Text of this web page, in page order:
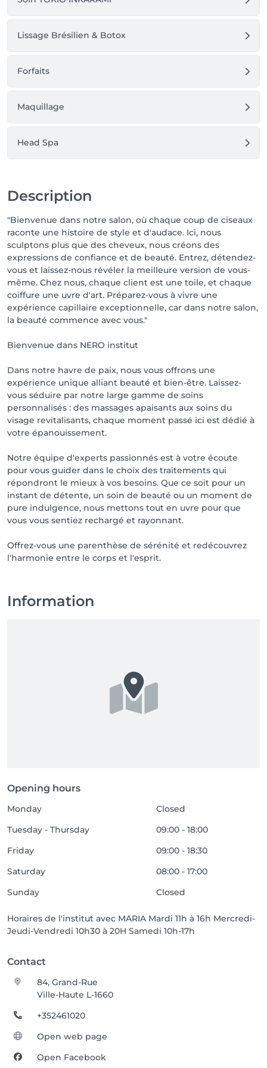
Lissage Brésilien & Botox
Forfaits
Maquillage
Head Spa
Description
"Bienvenue dans notre salon, où chaque coup de ciseaux
raconte une histoire de style et d'audace. Ici, nous
sculptons plus que des cheveux, nous créons des
expressions de confiance et de beauté. Entrez, détendez-
vous et laissez-nous révéler la meilleure version de vous-
même. Chez nous, chaque client est une toile, et chaque
coiffure une uvre d'art. Préparez-vous à vivre une
expérience capillaire exceptionnelle, car dans notre salon,
la beauté commence avec vous."
Bienvenue dans NERO institut
Dans notre havre de paix, nous vous offrons une
expérience unique alliant beauté et bien-être. Laissez-
vous séduire par notre large gamme de soins
personnalisés : des massages apaisants aux soins du
visage revitalisants, chaque moment passé ici est dédié à
votre épanouissement.
Notre équipe d'experts passionnés est à votre écoute
pour vous guider dans le choix des traitements qui
répondront le mieux à vos besoins. Que ce soit pour un
instant de détente, un soin de beauté ou un moment de
pure indulgence, nous mettons tout en uvre pour que
vous vous sentiez rechargé et rayonnant.
Offrez-vous une parenthèse de sérénité et redécouvrez
l'harmonie entre le corps et l'esprit.
Information
Opening hours
Monday
Closed
Tuesday - Thursday
09:00 - 18:00
Friday
09:00 - 18:30
Saturday
08:00 - 17:00
Sunday
Closed
Horaires de l'institut avec MARIA Mardi 11h à 16h Mercredi-
Jeudi-Vendredi 10h30 à 20H Samedi 10h-17h
Contact
84, Grand-Rue
Ville-Haute L-1660
+352461020
Open web page
Open Facebook